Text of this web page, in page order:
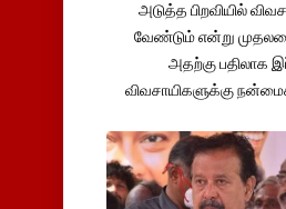
அடுத்த பிறவியில்
வேண்டும் என்று
அதற்கு பதிலாக
விவசாயிகளுக்கு